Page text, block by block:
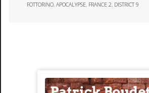
FOTTORINO,APOCALYPSE, FRANCE 2, DISTRICT 9